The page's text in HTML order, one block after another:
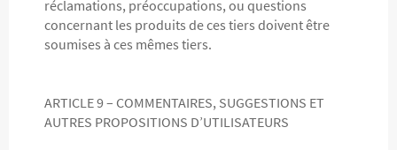
réclamations, préoccupations, ou questions
concernant les produits de ces tiers doivent être
soumises à ces mêmes tiers.
ARTICLE 9 – COMMENTAIRES, SUGGESTIONS ET
AUTRES PROPOSITIONS D’UTILISATEURS